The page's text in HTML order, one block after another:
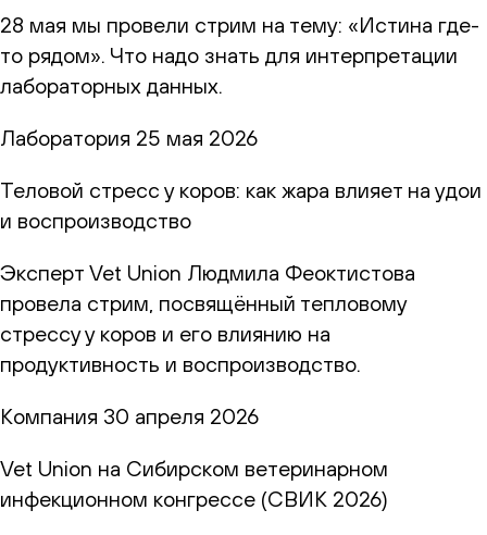
28 мая мы провели стрим на тему: «Истина где-
то рядом». Что надо знать для интерпретации
лабораторных данных.
Лаборатория 25 мая 2026
Теловой стресс у коров: как жара влияет на удои
и воспроизводство
Эксперт Vet Union Людмила Феоктистова
провела стрим, посвящённый тепловому
стрессу у коров и его влиянию на
продуктивность и воспроизводство.
Компания 30 апреля 2026
Vet Union на Сибирском ветеринарном
инфекционном конгрессе (СВИК 2026)